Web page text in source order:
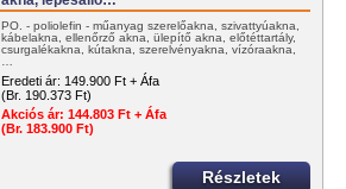
PO. - poliolefin - műanyag szerelőakna, szivattyúakna,
kábelakna, ellenőrző akna, ülepítő akna, előtéttartály,
csurgalékakna, kútakna, szerelvényakna, vízóraakna,
…
Eredeti ár: 149.900 Ft + Áfa
(Br. 190.373 Ft)
Akciós ár: 144.803 Ft + Áfa
(Br. 183.900 Ft)
Részletek